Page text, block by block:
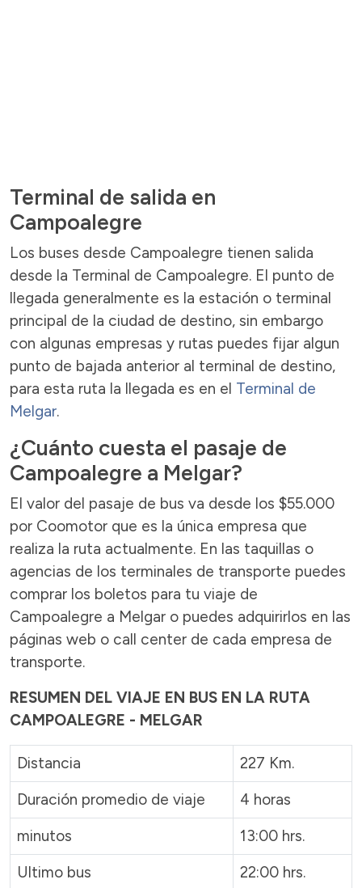
Terminal de salida en
Campoalegre
Los buses desde Campoalegre tienen salida
desde la Terminal de Campoalegre. El punto de
llegada generalmente es la estación o terminal
principal de la ciudad de destino, sin embargo
con algunas empresas y rutas puedes fijar algun
punto de bajada anterior al terminal de destino,
para esta ruta la llegada es en el Terminal de
Melgar.
¿Cuánto cuesta el pasaje de
Campoalegre a Melgar?
El valor del pasaje de bus va desde los $55.000
por Coomotor que es la única empresa que
realiza la ruta actualmente. En las taquillas o
agencias de los terminales de transporte puedes
comprar los boletos para tu viaje de
Campoalegre a Melgar o puedes adquirirlos en las
páginas web o call center de cada empresa de
transporte.
RESUMEN DEL VIAJE EN BUS EN LA RUTA
CAMPOALEGRE - MELGAR
Distancia
227 Km.
Duración promedio de viaje
4 horas
minutos
13:00 hrs.
Ultimo bus
22:00 hrs.